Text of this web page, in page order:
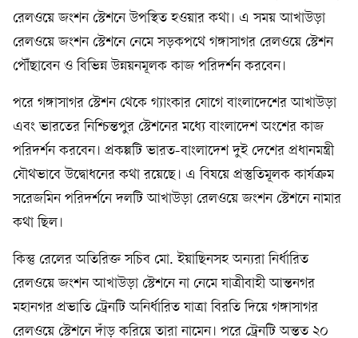
রেলওয়ে জংশন স্টেশনে উপস্থিত হওয়ার কথা। এ সময় আখাউড়া
রেলওয়ে জংশন স্টেশনে নেমে সড়কপথে গঙ্গাসাগর রেলওয়ে স্টেশন
পৌঁছাবেন ও বিভিন্ন উন্নয়নমূলক কাজ পরিদর্শন করবেন।
পরে গঙ্গাসাগর স্টেশন থেকে গ্যাংকার যোগে বাংলাদেশের আখাউড়া
এবং ভারতের নিশ্চিন্তপুর স্টেশনের মধ্যে বাংলাদেশ অংশের কাজ
পরিদর্শন করবেন। প্রকল্পটি ভারত-বাংলাদেশ দুই দেশের প্রধানমন্ত্রী
যৌথভাবে উদ্বোধনের কথা রয়েছে। এ বিষয়ে প্রস্তুতিমূলক কার্যক্রম
সরেজমিন পরিদর্শনে দলটি আখাউড়া রেলওয়ে জংশন স্টেশনে নামার
কথা ছিল।
কিন্তু রেলের অতিরিক্ত সচিব মো. ইয়াছিনসহ অন্যরা নির্ধারিত
রেলওয়ে জংশন আখাউড়া স্টেশনে না নেমে যাত্রীবাহী আন্তনগর
মহানগর প্রভাতি ট্রেনটি অনির্ধারিত যাত্রা বিরতি দিয়ে গঙ্গাসাগর
রেলওয়ে স্টেশনে দাঁড় করিয়ে তারা নামেন। পরে ট্রেনটি অন্তত ২০